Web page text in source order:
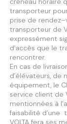
transporteur
prise de
transporteur de
expressément
d’accès que le
rencontrer.
En cas de
d’élévateurs, de
équipement, le
service client de
mentionnées à
faisabilité d’une
VOLTA fera ses